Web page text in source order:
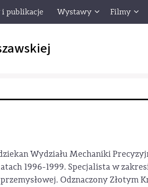
publikacje Wystawy Filmy
Wydziału Mechaniki
1996-1999. Specjalista w
Odznaczony Złotym